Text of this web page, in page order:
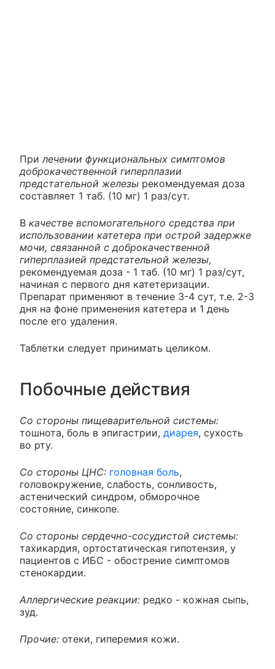
Прилечении функциональных симптомов
доброкачественной гиперплазии
предстательной железы рекомендуемая доза
составляет 1 таб. (10 мг) 1 раз/сут.
В качестве вспомогательного средства при
использовании катетера при острой задержке
мочи, связанной с доброкачественной
гиперплазией предстательной железы,
рекомендуемая доза - 1 таб. (10 мг) 1 раз/сут,
начиная с первого дня катетеризации.
Препарат применяют в течение 3-4 сут, т.е. 2-3
дня на фоне применения катетера и 1 день
после его удаления.
Таблетки следует принимать целиком.
Побочные действия
Со стороны пищеварительной системы:
тошнота, боль в эпигастрии, диарея, сухость
во рту.
Со стороны ЦНС: головная боль,
головокружение, слабость, сонливость,
астенический синдром, обморочное
состояние, синкопе.
Со стороны сердечно-сосудистой системы:
тахикардия, ортостатическая гипотензия, у
пациентов с ИБС - обострение симптомов
стенокардии.
Аллергические реакции: редко - кожная сыпь,
зуд.
Прочие: отеки, гиперемия кожи.